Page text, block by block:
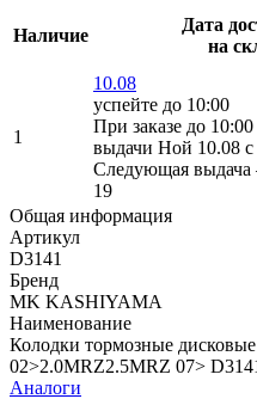
Наличие
Дата
на
1
10.08
успейте до 10:00
При заказе до
выдачи Ной 10.08 c
Следующая
19
Общая информация
Артикул
D3141
Бренд
MK KASHIYAMA
Наименование
Колодки тормозные
02>2.0MRZ2.5MRZ 07>
Аналоги